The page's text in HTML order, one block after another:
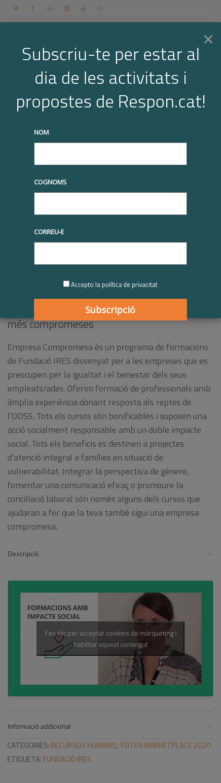
Contacte Espai membres Login CA
Catàleg
Totes Marketplace 2020
Fundació IRES: Formació per fer empreses
Fundació IRES: Formació per fer empreses
més compromeses
Empresa Compromesa és un programa de formacions
de Fundació IRES dissenyat per a les empreses que es
preocupen per la igualtat i el benestar dels seus
empleats/ades. Oferim formació de professionals amb
àmplia experiència donant resposta als reptes de
l’ODS5. Tots els cursos són bonificables i suposen una
acció socialment responsable amb un doble impacte
social. Tots els beneficis es destinen a projectes
d’atenció integral a famílies en situació de
vulnerabilitat. Integrar la perspectiva de gènere,
fomentar una comunicació eficaç o promoure la
conciliació laboral són només alguns dels cursos que
ajudaran a fer que la teva també sigui una empresa
compromesa.
Descripció
Feu clic per acceptar cookies de màrqueting i
habilitar aquest contingut
Informació addicional
CATEGORIES: RECURSOS HUMANS,TOTES MARKETPLACE 2020
ETIQUETA: FUNDACIÓ IRES
×
Subscriu-te per estar al
dia de les activitats i
propostes de Respon.cat!
NOM
COGNOMS
CORREU-E
Accepto la política de privacitat